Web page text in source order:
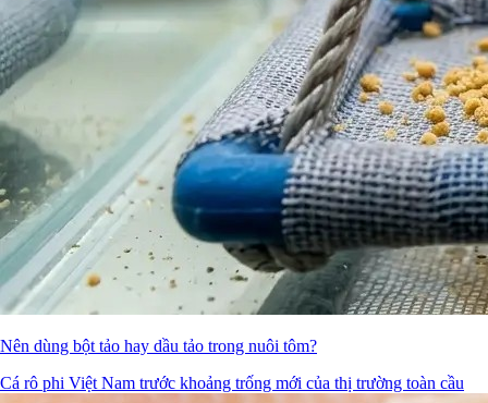
Nên dùng bột tảo hay dầu tảo trong nuôi tôm?
Cá rô phi Việt Nam trước khoảng trống mới của thị trường toàn cầu